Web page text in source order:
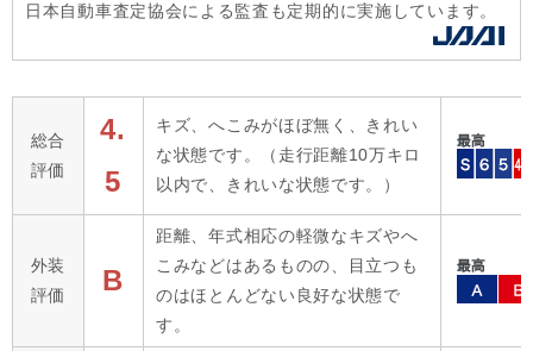
日本自動車査定協会による監査も定期的に実施しています。
総合
評価
4.
5
キズ、へこみがほぼ無く、きれい
な状態です。（走行距離10万キロ
以内で、きれいな状態です。）
外装
評価
B
距離、年式相応の軽微なキズやへ
こみなどはあるものの、目立つも
のはほとんどない良好な状態で
す。